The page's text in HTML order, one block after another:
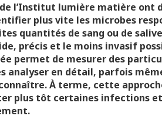
l’Institut lumière matière ont
plus vite les microbes
quantités de sang ou de
précis et le moins invasif
permet de mesurer des
analyser en détail, parfois
À terme, cette
plus tôt certaines infections